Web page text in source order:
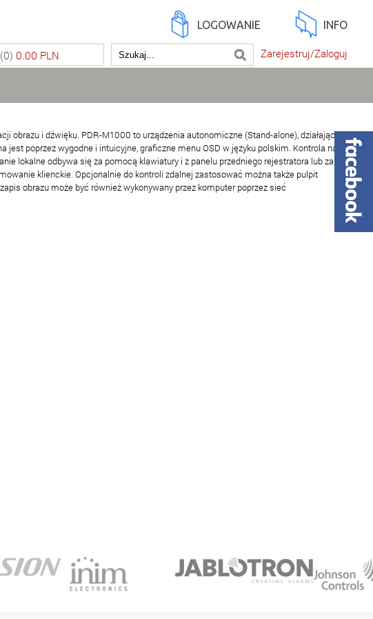
LOGOWANIE INFO
Zarejestruj/Zaloguj
(0) 0.00 PLN
obrazu i dźwięku. PDR-M1000 to urządzenia autonomiczne (Stand-alone), działające w
poprzez wygodne i intuicyjne, graficzne menu OSD w języku polskim. Kontrola nad
lokalne odbywa się za pomocą klawiatury i z panelu przedniego rejestratora lub za
klienckie. Opcjonalnie do kontroli zdalnej zastosować można także pulpit
obrazu może być również wykonywany przez komputer poprzez sieć